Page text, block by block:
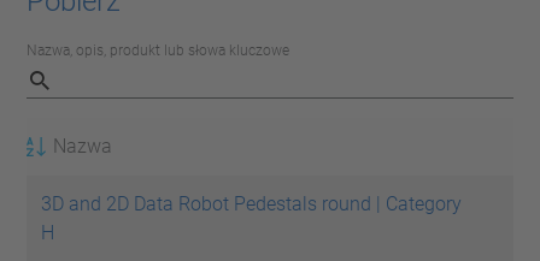
Nazwa, opis, produkt lub słowa kluczowe
Nazwa
3D and 2D Data Robot Pedestals round | Category
H